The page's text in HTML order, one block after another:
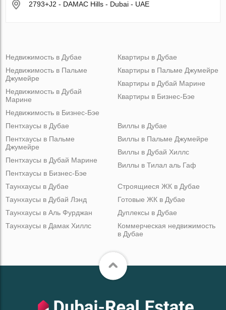
2793+J2 - DAMAC Hills - Dubai - UAE
Недвижимость в Дубае
Недвижимость в Пальме
Джумейре
Недвижимость в Дубай
Марине
Недвижимость в Бизнес-Бэе
Квартиры в Дубае
Квартиры в Пальме Джумейре
Квартиры в Дубай Марине
Квартиры в Бизнес-Бэе
Пентхаусы в Дубае
Пентхаусы в Пальме
Джумейре
Пентхаусы в Дубай Марине
Пентхаусы в Бизнес-Бэе
Виллы в Дубае
Виллы в Пальме Джумейре
Виллы в Дубай Хиллс
Виллы в Тилал аль Гаф
Таунхаусы в Дубае
Таунхаусы в Дубай Лэнд
Таунхаусы в Аль Фурджан
Таунхаусы в Дамак Хиллс
Строящиеся ЖК в Дубае
Готовые ЖК в Дубае
Дуплексы в Дубае
Коммерческая недвижимость
в Дубае